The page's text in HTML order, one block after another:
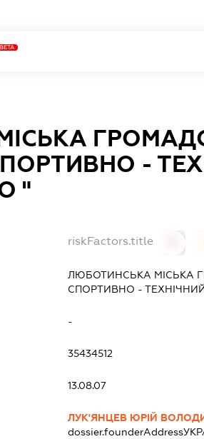
BETA
-
"
riskFactors.title
ЛЮБОТИНСЬКА МІСЬКА
СПОРТИВНО -
-
35434512
13.08.07
ЛУК'ЯНЦЕВ ЮРІЙ
dossier.founderAddress